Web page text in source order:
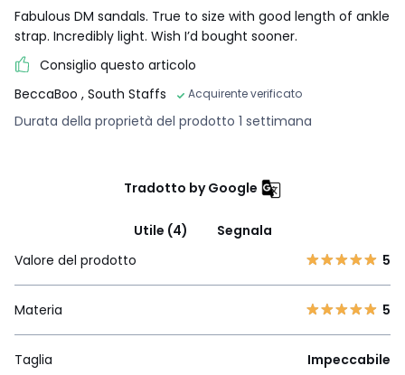
Fabulous DM sandals. True to size with good length of ankle
strap. Incredibly light. Wish I’d bought sooner.
Consiglio questo articolo
BeccaBoo , South Staffs Acquirente verificato
Durata della proprietà del prodotto 1 settimana
Tradotto by Google
Utile (4)
Segnala
Valore del prodotto
5
Materia 5
Taglia Impeccabile